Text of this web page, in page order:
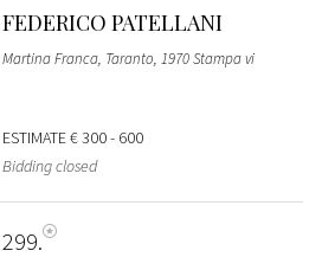
FEDERICO PATELLANI
Martina Franca, Taranto, 1970 Stampa vi
ESTIMATE€ 300 - 600
Bidding closed
299